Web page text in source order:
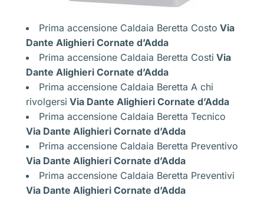
Prima accensione Caldaia Beretta Costo Via
Dante Alighieri Cornate d’Adda
Prima accensione Caldaia Beretta Costi Via
Dante Alighieri Cornate d’Adda
Prima accensione Caldaia Beretta A chi
rivolgersi Via Dante Alighieri Cornate d’Adda
Prima accensione Caldaia Beretta Tecnico
Via Dante Alighieri Cornate d’Adda
Prima accensione Caldaia Beretta Preventivo
Via Dante Alighieri Cornate d’Adda
Prima accensione Caldaia Beretta Preventivi
Via Dante Alighieri Cornate d’Adda